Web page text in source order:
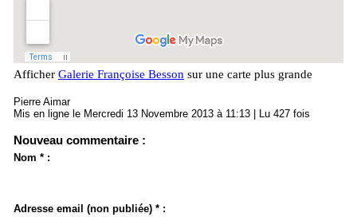
Afficher Galerie Françoise Besson sur une carte plus grande
Pierre Aimar
Mis en ligne le Mercredi 13 Novembre 2013 à 11:13 | Lu 427 fois
Nouveau commentaire :
Nom * :
Adresse email (non publiée) * :